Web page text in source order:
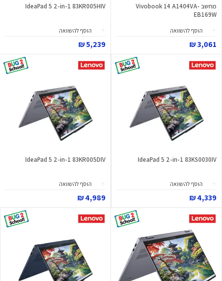
מחשב Vivobook 14 A1404VA-
EB169W
הוסף להשוואה
3,061 ₪
IdeaPad 5 2-in-1 83KR005HIV
הוסף להשוואה
5,239 ₪
IdeaPad 5 2-in-1 83KS0030IV
הוסף להשוואה
4,339 ₪
IdeaPad 5 2-in-1 83KR005DIV
הוסף להשוואה
4,989 ₪